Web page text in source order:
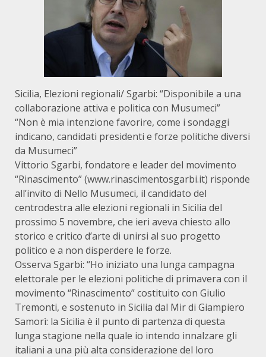
Sicilia, Elezioni regionali/ Sgarbi: “Disponibile a una
collaborazione attiva e politica con Musumeci”
“Non è mia intenzione favorire, come i sondaggi
indicano, candidati presidenti e forze politiche diversi
da Musumeci”
Vittorio Sgarbi, fondatore e leader del movimento
“Rinascimento” (www.rinascimentosgarbi.it) risponde
all’invito di Nello Musumeci, il candidato del
centrodestra alle elezioni regionali in Sicilia del
prossimo 5 novembre, che ieri aveva chiesto allo
storico e critico d’arte di unirsi al suo progetto
politico e a non disperdere le forze.
Osserva Sgarbi: “Ho iniziato una lunga campagna
elettorale per le elezioni politiche di primavera con il
movimento “Rinascimento” costituito con Giulio
Tremonti, e sostenuto in Sicilia dal Mir di Giampiero
Samorì: la Sicilia è il punto di partenza di questa
lunga stagione nella quale io intendo innalzare gli
italiani a una più alta considerazione del loro